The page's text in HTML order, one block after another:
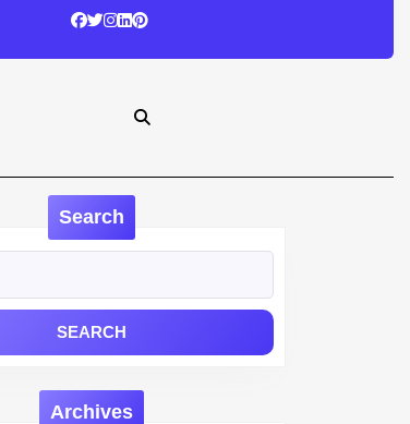
Search
Archives